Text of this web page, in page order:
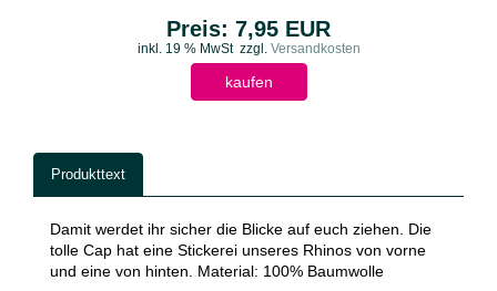
Preis: 7,95 EUR
inkl. 19 % MwStzzgl.Versandkosten
kaufen
Produkttext
Damit werdet ihr sicher die Blicke auf euch ziehen. Die
tolle Cap hat eine Stickerei unseres Rhinos von vorne
und eine von hinten. Material: 100% Baumwolle